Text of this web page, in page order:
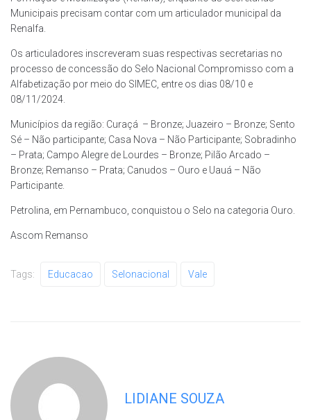
Municipais precisam contar com um articulador municipal da
Renalfa.
Os articuladores inscreveram suas respectivas secretarias no
processo de concessão do Selo Nacional Compromisso com a
Alfabetização por meio do SIMEC, entre os dias 08/10 e
08/11/2024.
Municípios da região: Curaçá – Bronze; Juazeiro – Bronze; Sento
Sé – Não participante; Casa Nova – Não Participante; Sobradinho
– Prata; Campo Alegre de Lourdes – Bronze; Pilão Arcado –
Bronze; Remanso – Prata; Canudos – Ouro e Uauá – Não
Participante.
Petrolina, em Pernambuco, conquistou o Selo na categoria Ouro.
Ascom Remanso
Tags: Educacao Selonacional Vale
LIDIANE SOUZA